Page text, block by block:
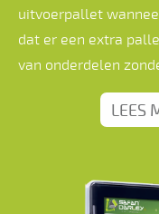
uitvoerpallet
dat er een extra
van onderdelen
LEES